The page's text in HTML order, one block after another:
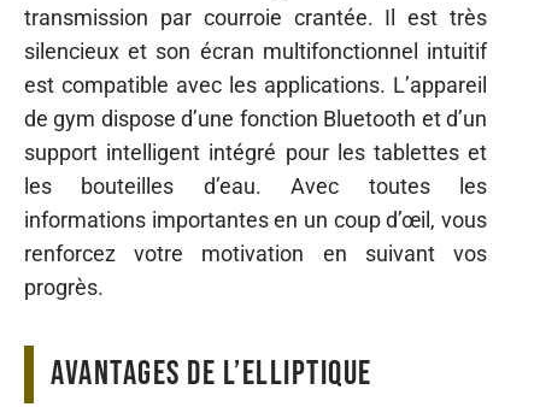
transmission par courroie crantée. Il est très
silencieux et son écran multifonctionnel intuitif
est compatible avec les applications. L’appareil
de gym dispose d’une fonction Bluetooth et d’un
support intelligent intégré pour les tablettes et
les bouteilles d’eau. Avec toutes les
informations importantes en un coup d’œil, vous
renforcez votre motivation en suivant vos
progrès.
Avantages de l’elliptique